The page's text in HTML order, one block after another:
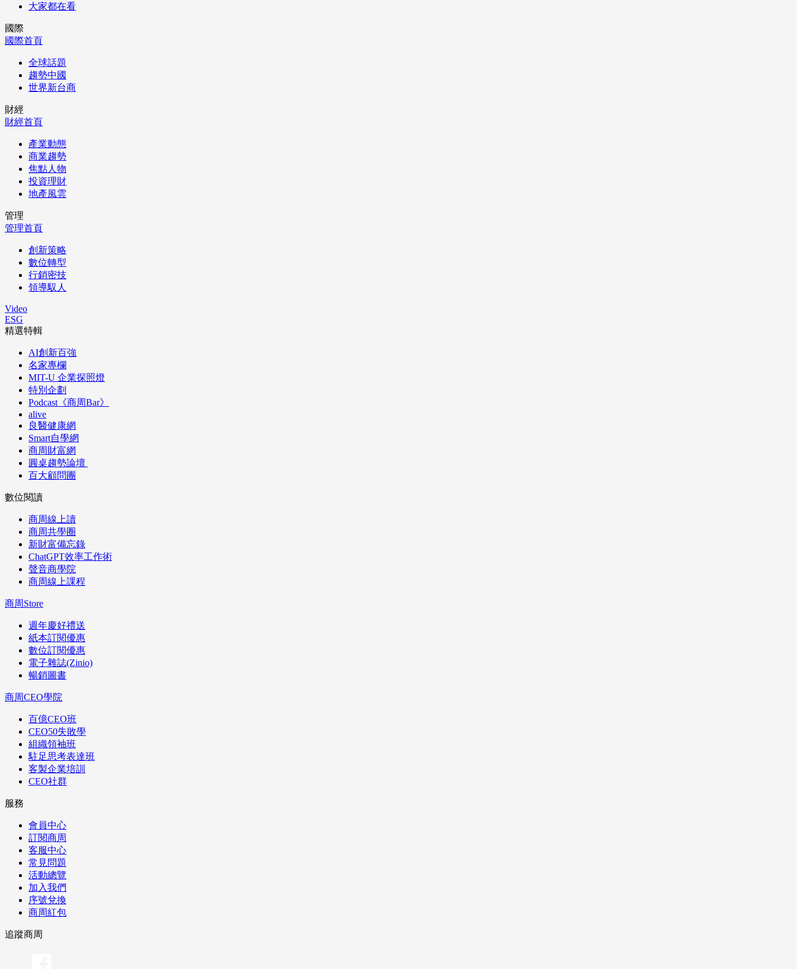
大家都在看
國際
國際首頁
全球話題
趨勢中國
世界新台商
財經
財經首頁
產業動態
商業趨勢
焦點人物
投資理財
地產風雲
管理
管理首頁
創新策略
數位轉型
行銷密技
領導馭人
Video
ESG
精選特輯
AI創新百強
名家專欄
MIT-U 企業探照燈
特別企劃
Podcast《商周Bar》
alive
良醫健康網
Smart自學網
商周財富網
圓桌趨勢論壇
百大顧問團
數位閱讀
商周線上讀
商周共學圈
新財富備忘錄
ChatGPT效率工作術
聲音商學院
商周線上課程
商周Store
週年慶好禮送
紙本訂閱優惠
數位訂閱優惠
電子雜誌(Zinio)
暢銷圖書
商周CEO學院
百億CEO班
CEO50失敗學
組織領袖班
駐足思考表達班
客製企業培訓
CEO社群
服務
會員中心
訂閱商周
客服中心
常見問題
活動總覽
加入我們
序號兌換
商周紅包
追蹤商周